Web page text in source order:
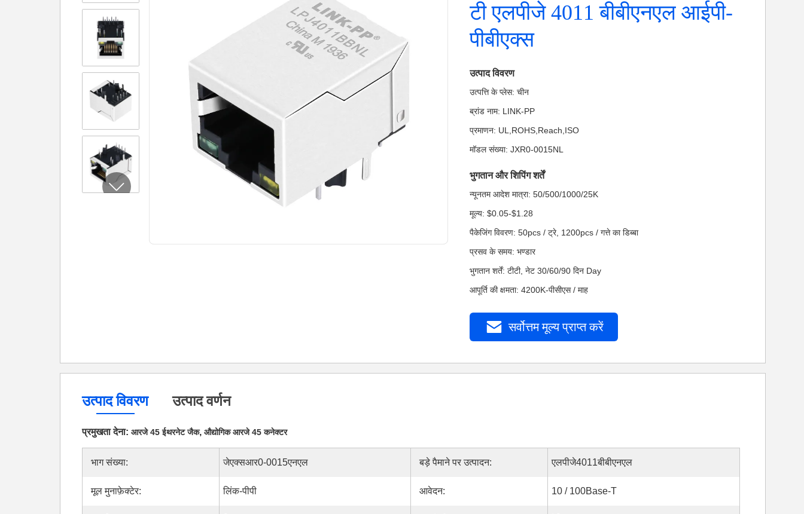
टी एलपीजे 4011 बीबीएनएल आईपी-
पीबीएक्स
उत्पाद विवरण
उत्पत्ति के प्लेस: चीन
ब्रांड नाम: LINK-PP
प्रमाणन: UL,ROHS,Reach,ISO
मॉडल संख्या: JXR0-0015NL
भुगतान और शिपिंग शर्तें
न्यूनतम आदेश मात्रा: 50/500/1000/25K
मूल्य: $0.05-$1.28
पैकेजिंग विवरण: 50pcs / ट्रे, 1200pcs / गत्ते का डिब्बा
प्रसव के समय: भण्डार
भुगतान शर्तें: टीटी, नेट 30/60/90 दिन Day
आपूर्ति की क्षमता: 4200K-पीसीएस / माह
सर्वोत्तम मूल्य प्राप्त करें
उत्पाद विवरण उत्पाद वर्णन
प्रमुखता देना: आरजे 45 ईथरनेट जैक, औद्योगिक आरजे 45 कनेक्टर
भाग संख्या: जेएक्सआर0-0015एनएल बड़े पैमाने पर उत्पादन: एलपीजे4011बीबीएनएल
मूल मुनाफ़ेक्टेर: लिंक-पीपी आवेदन: 10 / 100Base-T